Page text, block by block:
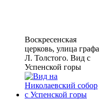
Воскресенская
церковь, улица графа
Л. Толстого. Вид с
Успенской горы